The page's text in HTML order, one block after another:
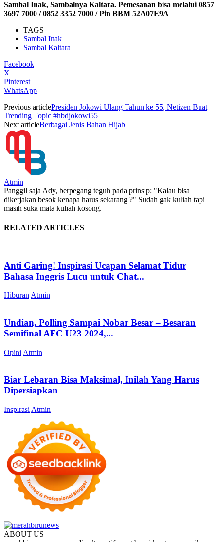
Sambal Inak, Sambalnya Kaltara. Pemesanan bisa melalui 0857
3697 7000 / 0852 3352 7000 / Pin BBM 52A07E9A
TAGS
Sambal Inak
Sambal Kaltara
Facebook
X
Pinterest
WhatsApp
Previous articlePresiden Jokowi Ulang Tahun ke 55, Netizen Buat
Trending Topic #hbdjokowi55
Next articleBerbagai Jenis Bahan Hijab
Atmin
Panggil saja Ady, berpegang teguh pada prinsip: "Kalau bisa
dikerjakan besok kenapa harus sekarang ?" Sudah gak kuliah tapi
masih suka mata kuliah kosong.
RELATED ARTICLES
Anti Garing! Inspirasi Ucapan Selamat Tidur
Bahasa Inggris Lucu untuk Chat...
Hiburan Atmin
Undian, Polling Sampai Nobar Besar – Besaran
Semifinal AFC U23 2024,...
Opini Atmin
Biar Lebaran Bisa Maksimal, Inilah Yang Harus
Dipersiapkan
Inspirasi Atmin
ABOUT US